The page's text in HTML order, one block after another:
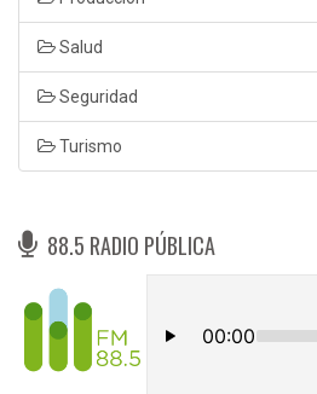
Salud
Seguridad
Turismo
88.5 RADIO PÚBLICA